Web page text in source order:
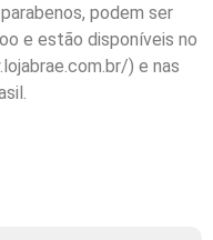
podem ser
e estão disponíveis no
) e nas